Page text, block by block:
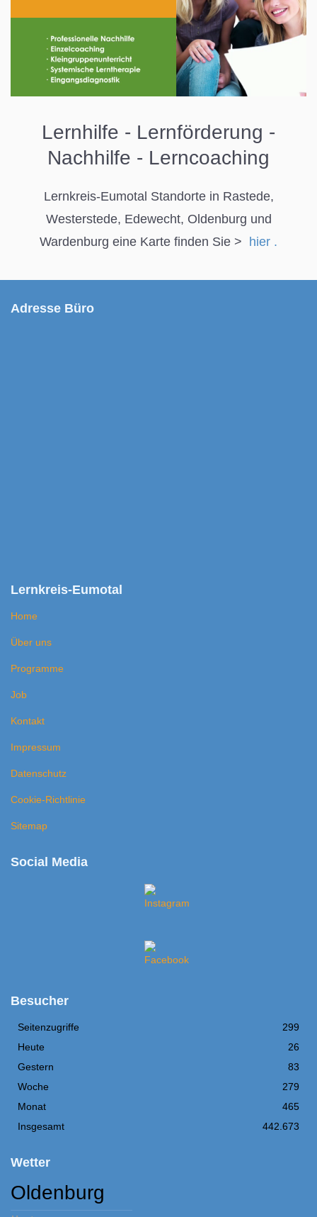
Lernhilfe - Lernförderung -
Nachhilfe - Lerncoaching
Lernkreis-Eumotal Standorte in Rastede,
Westerstede, Edewecht, Oldenburg und
Wardenburg eine Karte finden Sie > hier .
Adresse Büro
Lernkreis-Eumotal
Home
Über uns
Programme
Job
Kontakt
Impressum
Datenschutz
Cookie-Richtlinie
Sitemap
Social Media
Besucher
Seitenzugriffe
299
Heute
26
Gestern
83
Woche
279
Monat
465
Insgesamt
442.673
Wetter
Oldenburg